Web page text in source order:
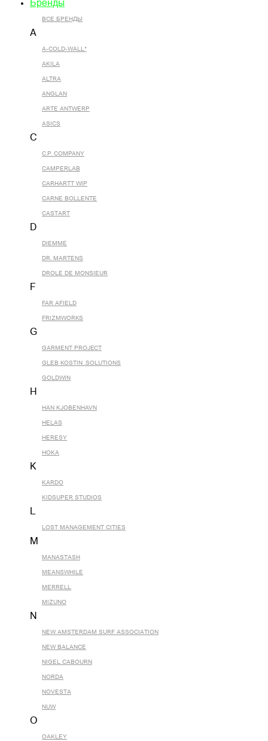
Бренды
ВСЕ БРЕНДЫ
A
A-COLD-WALL*
AKILA
ALTRA
ANGLAN
ARTE ANTWERP
ASICS
C
C.P. COMPANY
CAMPERLAB
CARHARTT WIP
CARNE BOLLENTE
CASTART
D
DIEMME
DR. MARTENS
DROLE DE MONSIEUR
F
FAR AFIELD
FRIZMWORKS
G
GARMENT PROJECT
GLEB KOSTIN .SOLUTIONS
GOLDWIN
H
HAN KJOBENHAVN
HELAS
HERESY
HOKA
K
KARDO
KIDSUPER STUDIOS
L
LOST MANAGEMENT CITIES
M
MANASTASH
MEANSWHILE
MERRELL
MIZUNO
N
NEW AMSTERDAM SURF ASSOCIATION
NEW BALANCE
NIGEL CABOURN
NORDA
NOVESTA
NUW
O
OAKLEY